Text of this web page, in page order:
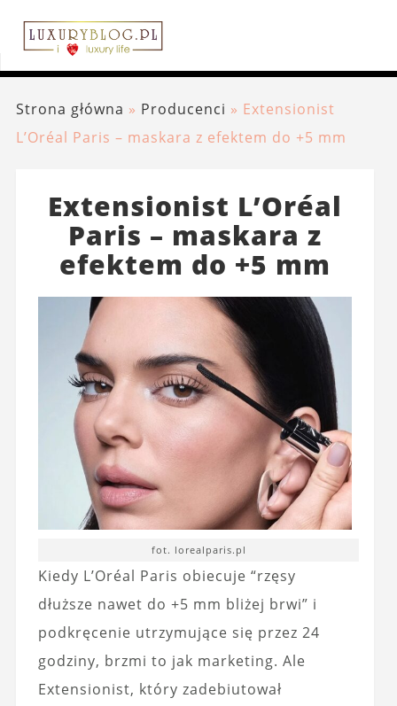
Strona główna » Producenci » Extensionist
L’Oréal Paris – maskara z efektem do +5 mm
Extensionist L’Oréal
Paris – maskara z
efektem do +5 mm
fot. lorealparis.pl
Kiedy L’Oréal Paris obiecuje “rzęsy
dłuższe nawet do +5 mm bliżej brwi” i
podkręcenie utrzymujące się przez 24
godziny, brzmi to jak marketing. Ale
Extensionist, który zadebiutował